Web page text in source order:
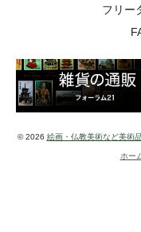
フリー
© 2026 絵画・仏教美術など美術
ホー